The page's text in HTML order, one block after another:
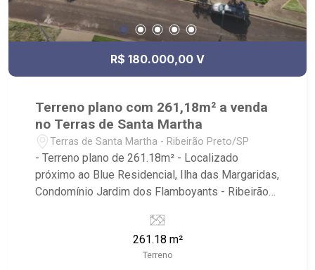
R$ 180.000,00 V
Terreno plano com 261,18m² a venda
no Terras de Santa Martha
Terras de Santa Martha - Ribeirão Preto/SP
- Terreno plano de 261.18m² - Localizado
próximo ao Blue Residencial, Ilha das Margaridas,
Condomínio Jardim dos Flamboyants - Ribeirão
- Sinta-se em casa na Ribeirão Imóveis, afinal
Somos e Vivemos Ribeirão: - funcionários
capacitados; - processos rápidos e eficientes; -
261.18 m²
Terreno